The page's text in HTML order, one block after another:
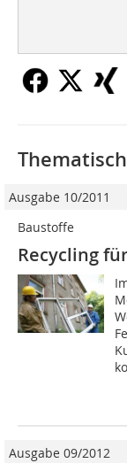
Ausgabe 10/2011
Baustoffe
Recycling
Ausgabe 09/2012